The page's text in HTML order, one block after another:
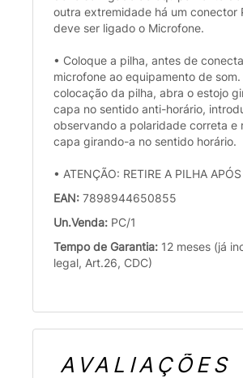
outra extremidade há um conector
deve ser ligado o Microfone.
• Coloque a pilha, antes de
microfone ao equipamento de som.
colocação da pilha, abra o estojo
capa no sentido anti-horário,
observando a polaridade correta e
capa girando-a no sentido horário.
• ATENÇÃO: RETIRE A PILHA
EAN: 7898944650855
Un.Venda: PC/1
Tempo de Garantia: 12 meses (já
legal, Art.26, CDC)
AVALIAÇÕES